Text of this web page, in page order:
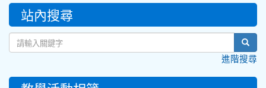
::: 站內搜尋
進階搜尋